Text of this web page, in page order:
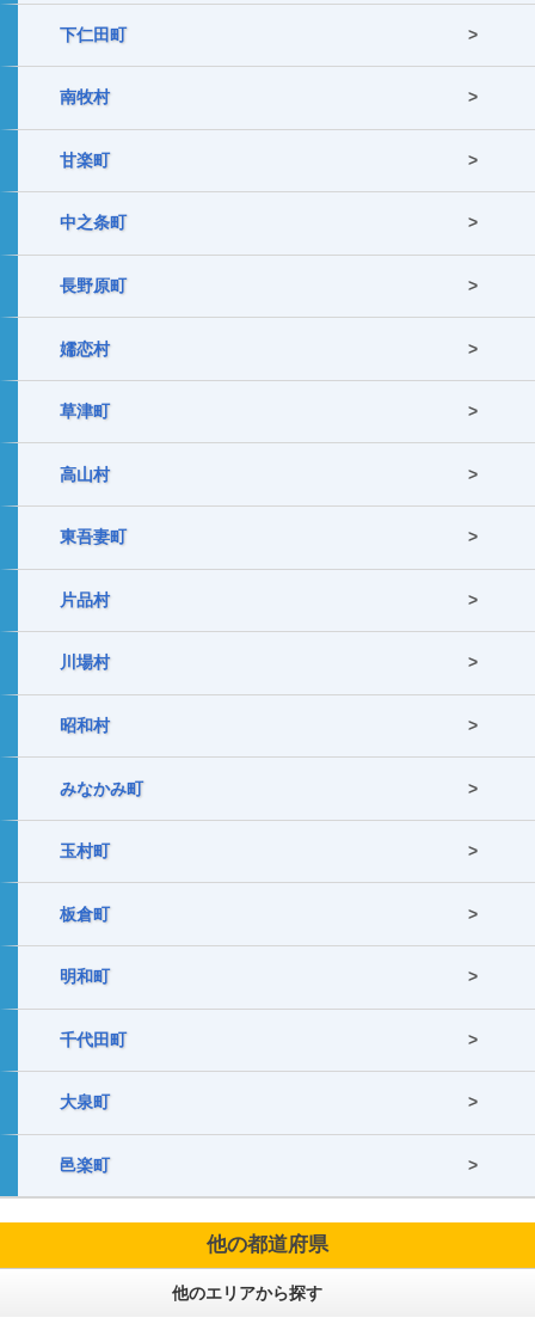
下仁田町
南牧村
甘楽町
中之条町
長野原町
嬬恋村
草津町
高山村
東吾妻町
片品村
川場村
昭和村
みなかみ町
玉村町
板倉町
明和町
千代田町
大泉町
邑楽町
他の都道府県
他のエリアから探す